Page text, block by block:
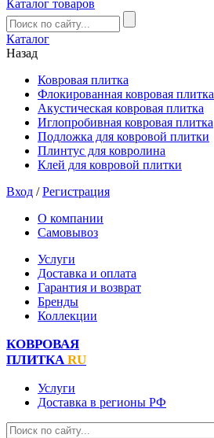
Каталог товаров
Каталог
Назад
Ковровая плитка
Флокированная ковровая плитка
Акустическая ковровая плитка
Иглопробивная ковровая плитка
Подложка для ковровой плитки
Плинтус для ковролина
Клей для ковровой плитки
Вход /Регистрация
О компании
Самовывоз
Услуги
Доставка и оплата
Гарантия и возврат
Бренды
Коллекции
КОВРОВАЯ
ПЛИТКА RU
Услуги
Доставка в регионы РФ